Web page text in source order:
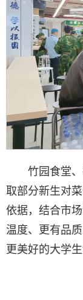
竹园食堂
取部分新生对
依据，结合市
温度、更有品
更美好的大学生